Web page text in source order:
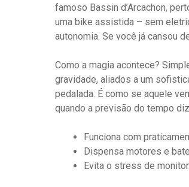
famoso Bassin d’Arcachon,
uma bike assistida – sem
autonomia. Se você já cansou
Como a magia acontece?
gravidade, aliados a um
pedalada. É como se aquele
quando a previsão do tempo
Funciona com
Dispensa motores e
Evita o stress de